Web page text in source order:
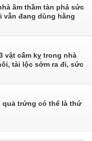
âm thầm tàn phá sức
vẫn đang dùng hằng
vật cấm kỵ trong nhà
tài lộc sớm ra đi, sức
quả trứng có thể là thứ